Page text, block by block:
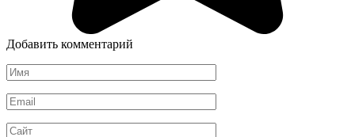
Добавить комментарий
Имя
*
Email
*
Сайт